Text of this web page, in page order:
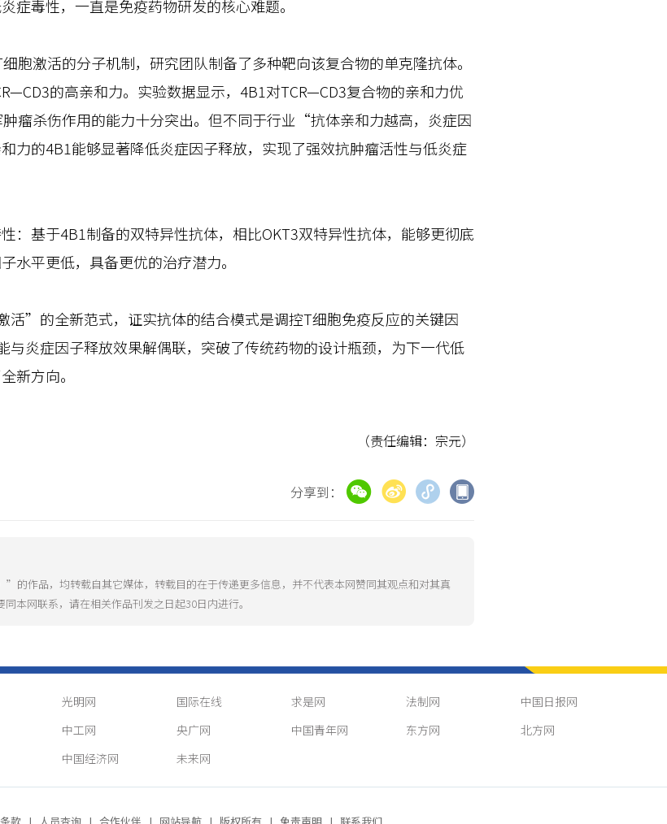
症毒性，一直是免疫药物研发的核心难题。
激活的分子机制，研究团队制备了多种靶向该复合物的单克隆抗体。
的高亲和力。实验数据显示，4B1对TCR—CD3复合物的亲和力优
瘤杀伤作用的能力十分突出。但不同于行业“抗体亲和力越高，炎症因
力的4B1能够显著降低炎症因子释放，实现了强效抗肿瘤活性与低炎症
基于4B1制备的双特异性抗体，相比OKT3双特异性抗体，能够更彻底
水平更低，具备更优的治疗潜力。
”的全新范式，证实抗体的结合模式是调控T细胞免疫反应的关键因
与炎症因子释放效果解偶联，突破了传统药物的设计瓶颈，为下一代低
新方向。
（责任编辑：宗元）
分享到：
”的作品，均转载自其它媒体，转载目的在于传递更多信息，并不代表本网赞同其观点和对其真
本网联系，请在相关作品刊发之日起30日内进行。
光明网 国际在线 求是网 法制网
中国日报网
中工网 央广网 中国青年网 东方网
北方网
中国经济网 未来网